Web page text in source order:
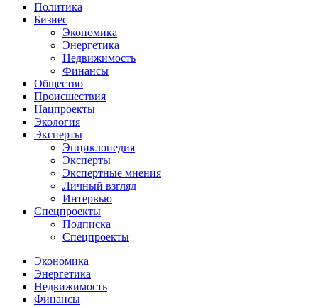
Политика
Бизнес
Экономика
Энергетика
Недвижимость
Финансы
Общество
Происшествия
Нацпроекты
Экология
Эксперты
Энциклопедия
Эксперты
Экспертные мнения
Личный взгляд
Интервью
Спецпроекты
Подписка
Спецпроекты
Экономика
Энергетика
Недвижимость
Финансы